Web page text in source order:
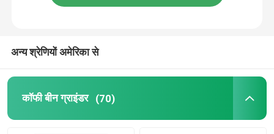
अन्य श्रेणियों अमेरिका से
कॉफी बीन ग्राइंडर (70)